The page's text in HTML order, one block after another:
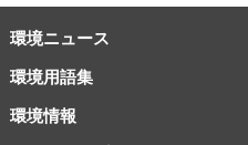
環境ニュース
環境用語集
環境情報